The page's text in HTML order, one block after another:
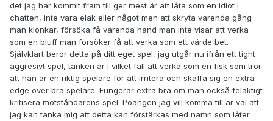
det jag har kommit fram till ger mest är att låta som en idiot i
chatten, inte vara elak eller något men att skryta varenda gång
man klonkar, försöka få varenda hand man inte visar att verka
som en bluff man försöker få att verka som ett värde bet.
Självklart beror detta på ditt eget spel, jag utgår nu ifrån ett tight
aggresivt spel, tanken är i vilket fall att verka som en fisk som tror
att han är en riktig spelare för att irritera och skaffa sig en extra
edge över bra spelare. Fungerar extra bra om man också felaktigt
kritisera motståndarens spel. Poängen jag vill komma till är väl att
jag kan tänka mig att detta kan förstärkas med namn som låter